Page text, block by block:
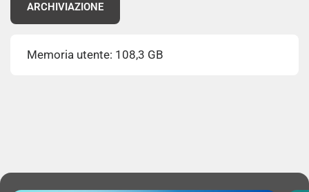
ARCHIVIAZIONE
Memoria utente: 108,3 GB
Tipi schede di memoria: MicroSD (TransFlash)